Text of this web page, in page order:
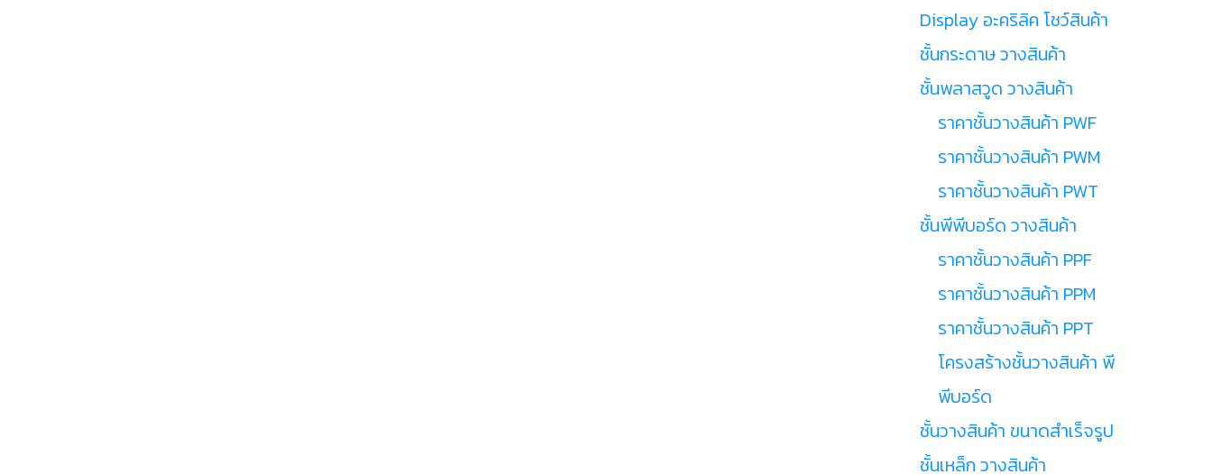
Display อะคริลิค โชว์สินค้า
ชั้นกระดาษ วางสินค้า
ชั้นพลาสวูด วางสินค้า
ราคาชั้นวางสินค้า PWF
ราคาชั้นวางสินค้า PWM
ราคาชั้นวางสินค้า PWT
ชั้นพีพีบอร์ด วางสินค้า
ราคาชั้นวางสินค้า PPF
ราคาชั้นวางสินค้า PPM
ราคาชั้นวางสินค้า PPT
โครงสร้างชั้นวางสินค้า พี
พีบอร์ด
ชั้นวางสินค้า ขนาดสำเร็จรูป
ชั้นเหล็ก วางสินค้า